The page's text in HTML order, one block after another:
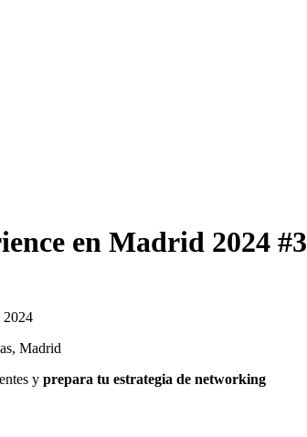
en Madrid 2024 #3
2024
Madrid
y prepara tu estrategia de networking